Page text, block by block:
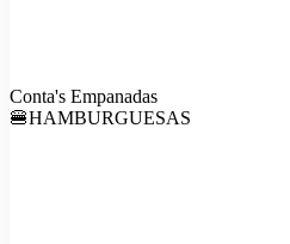
Conta's Empanadas
🍔HAMBURGUESAS